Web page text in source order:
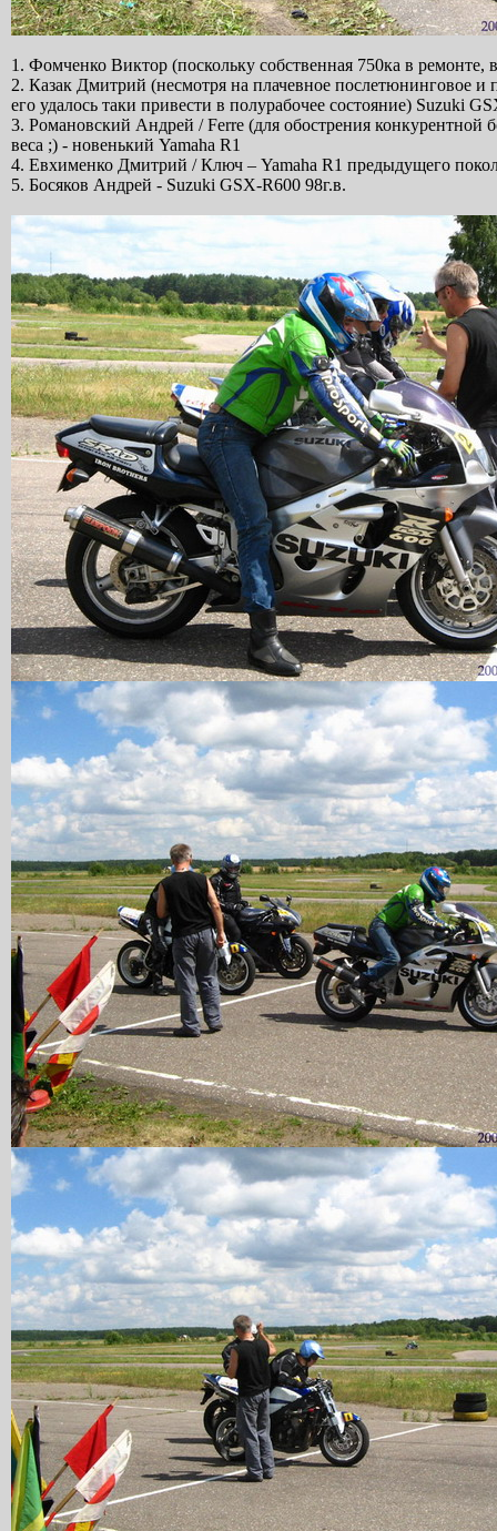
1. Фомченко Виктор (поскольку собственная 750ка в ремонте,
2. Казак Дмитрий (несмотря на плачевное послетюнинговое и
его удалось таки привести в полурабочее состояние) Suzuki
3. Романовский Андрей / Ferre (для обострения конкурентной
веса ;) - новенький Yamaha R1
4. Евхименко Дмитрий / Ключ – Yamaha R1 предыдущего
5. Босяков Андрей - Suzuki GSX-R600 98г.в.